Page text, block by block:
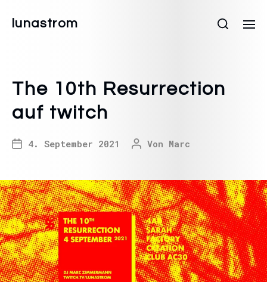
lunastrom
The 10th Resurrection
auf twitch
4. September 2021 Von Marc